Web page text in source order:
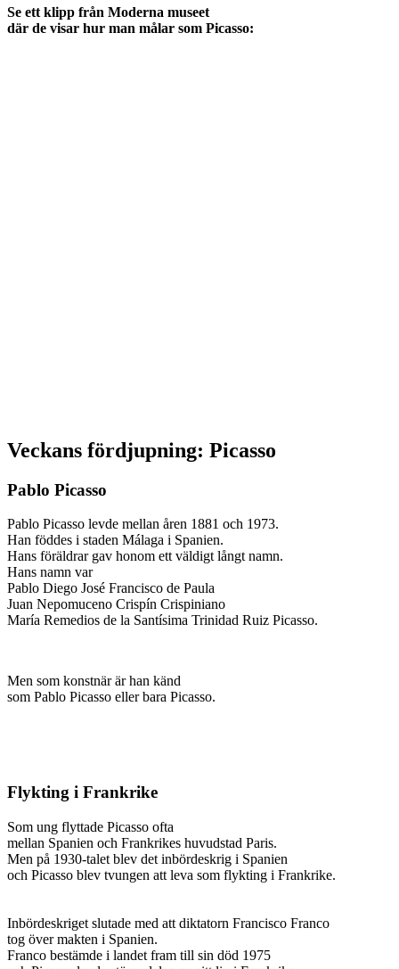
Se ett klipp från Moderna museet
där de visar hur man målar som Picasso:
Veckans fördjupning: Picasso
Pablo Picasso
Pablo Picasso levde mellan åren 1881 och 1973.
Han föddes i staden Málaga i Spanien.
Hans föräldrar gav honom ett väldigt långt namn.
Hans namn var
Pablo Diego José Francisco de Paula
Juan Nepomuceno Crispín Crispiniano
María Remedios de la Santísima Trinidad Ruiz Picasso.
Men som konstnär är han känd
som Pablo Picasso eller bara Picasso.
Flykting i Frankrike
Som ung flyttade Picasso ofta
mellan Spanien och Frankrikes huvudstad Paris.
Men på 1930-talet blev det inbördeskrig i Spanien
och Picasso blev tvungen att leva som flykting i Frankrike.
Inbördeskriget slutade med att diktatorn Francisco Franco
tog över makten i Spanien.
Franco bestämde i landet fram till sin död 1975